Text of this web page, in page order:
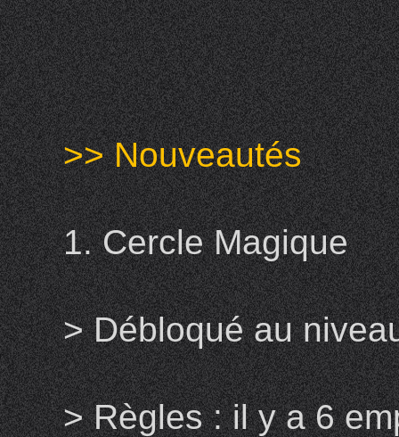
>> Nouveautés
1. Cercle Magique
> Débloqué au
> Règles : il y a 6